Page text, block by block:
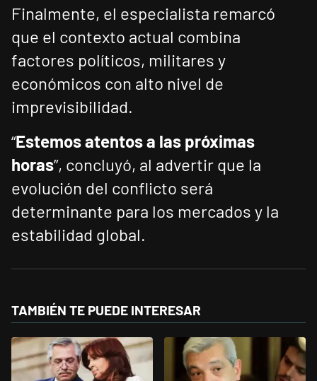
Finalmente, el especialista remarcó
que el contexto actual combina
factores políticos, militares y
económicos con alto nivel de
imprevisibilidad.
“Estemos atentos a las próximas
horas”, concluyó, al advertir que la
evolución del conflicto será
determinante para los mercados y la
estabilidad global.
TAMBIÉN TE PUEDE INTERESAR